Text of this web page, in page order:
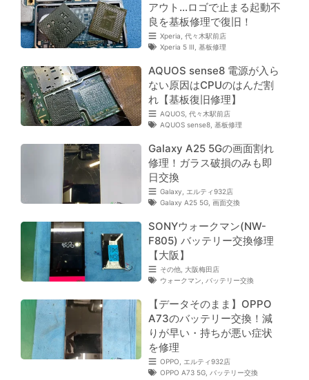
Xperia 代々木駅前店
Xperia 5 Ⅲ 基板修理
アウト…ロゴで止まる起動不
良を基板修理で復旧！
AQUOS, 代々木駅前店
AQUOS sense8, 基板修理
AQUOS sense8 電源が入ら
ない原因はCPUのはんだ割
れ【基板復旧修理】
Galaxy
エルティ932店
Galaxy A25 5G, 画面交換
Galaxy A25 5Gの画面割れ
修理！ガラス破損のみも即
日交換
その他, 大阪梅田店
ウォークマン
バッテリー交換
SONYウォークマン(NW-
F805) バッテリー交換修理
【大阪】
OPPO
エルティ932店
OPPO A73 5G, バッテリー交換
【データそのまま】OPPO
A73のバッテリー交換！減
りが早い・持ちが悪い症状
を修理